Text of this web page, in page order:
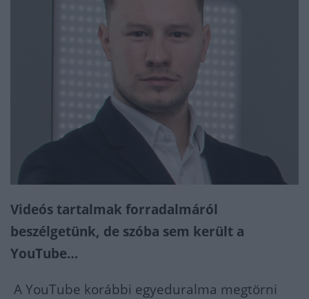
Videós tartalmak forradalmáról
beszélgetünk, de szóba sem került a
YouTube…
A YouTube korábbi egyeduralma megtörni